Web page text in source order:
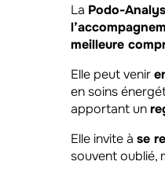
La Podo-
meilleure
Elle peut venir
en soins
apportant un
Elle invite à se
souvent oublié,